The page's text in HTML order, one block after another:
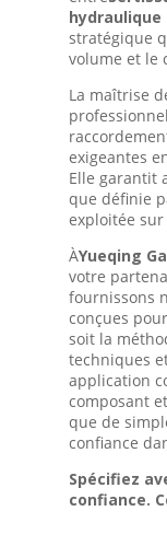
stratégique
volume et le
La maîtrise
exigeantes
Elle garantit
que définie
exploitée
ÀYueqing
votre
fournissons
conçues
soit la
techniques
application
composant
que de
confiance
Spécifiez
confiance.